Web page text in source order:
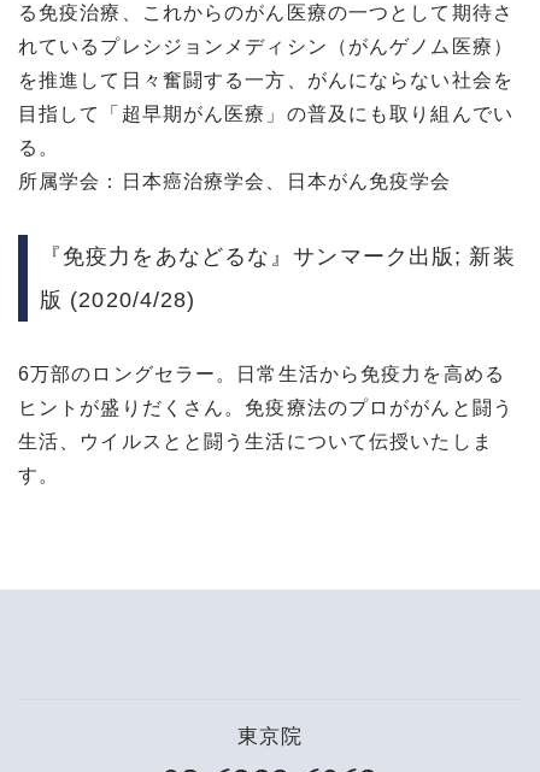
る免疫治療、これからのがん医療の一つとして期待さ
れているプレシジョンメディシン（がんゲノム医療）
を推進して日々奮闘する一方、がんにならない社会を
目指して「超早期がん医療」の普及にも取り組んでい
る。
所属学会：日本癌治療学会、日本がん免疫学会
『免疫力をあなどるな』サンマーク出版; 新装
版 (2020/4/28)
6万部のロングセラー。日常生活から免疫力を高める
ヒントが盛りだくさん。免疫療法のプロががんと闘う
生活、ウイルスとと闘う生活について伝授いたしま
す。
東京院